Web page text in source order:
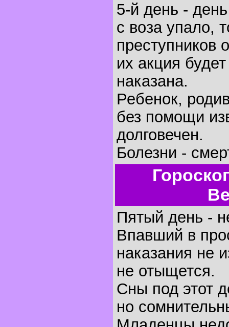
5-й день -
с воза упало,
их акция
наказана.
Ребенок,
без помощи
долговечен.
Болезни -
Пятый день -
Впавший в
наказания не
не отыщется.
Сны под этот
но